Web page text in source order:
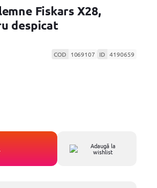
Fiskars X28,
despicat
COD 1069107 ID 4190659
Adaugă la
wishlist